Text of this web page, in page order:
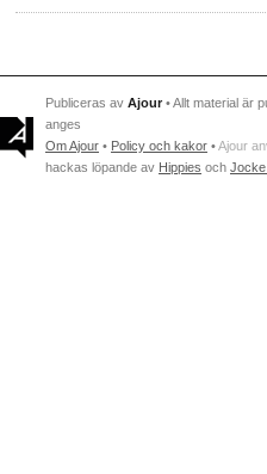
Publiceras av Ajour • Allt material är
anges
Om Ajour • Policy och kakor •Ajour
hackas löpande av Hippies och